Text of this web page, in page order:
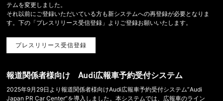
テムを変更しました。
それ以前にご登録いただいている方も新システムへの再登録が必要となりま
す。下の「プレスリリース受信登録」よりご登録お願いいたします。
プレスリリース受信登録
報道関係者様向け Audi広報車予約受付システム
2025年9月29日より報道関係者様向けAudi広報車予約受付システム”Audi
Japan PR Car Center”を導入しました。本システムでは、広報車のライン